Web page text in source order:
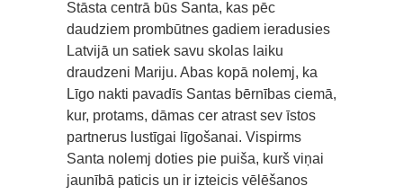
Stāsta centrā būs Santa, kas pēc
daudziem prombūtnes gadiem ieradusies
Latvijā un satiek savu skolas laiku
draudzeni Mariju. Abas kopā nolemj, ka
Līgo nakti pavadīs Santas bērnības ciemā,
kur, protams, dāmas cer atrast sev īstos
partnerus lustīgai līgošanai. Vispirms
Santa nolemj doties pie puiša, kurš viņai
jaunībā paticis un ir izteicis vēlēšanos